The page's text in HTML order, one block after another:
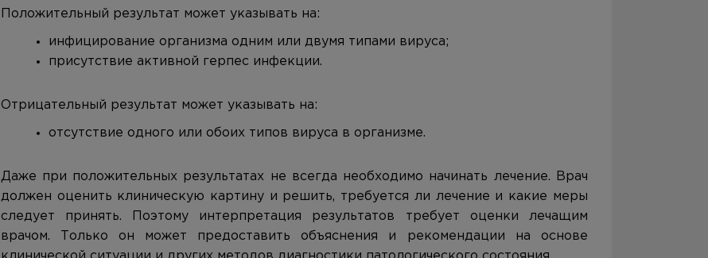
Положительный результат может указывать на:
инфицирование организма одним или двумя типами вируса;
присутствие активной герпес инфекции.
Отрицательный результат может указывать на:
отсутствие одного или обоих типов вируса в организме.
Даже при положительных результатах не всегда необходимо начинать лечение. Врач
должен оценить клиническую картину и решить, требуется ли лечение и какие меры
следует принять. Поэтому интерпретация результатов требует оценки лечащим
врачом. Только он может предоставить объяснения и рекомендации на основе